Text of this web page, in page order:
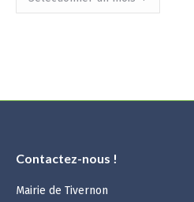
mensuelles
Contactez-nous !
Mairie de Tivernon